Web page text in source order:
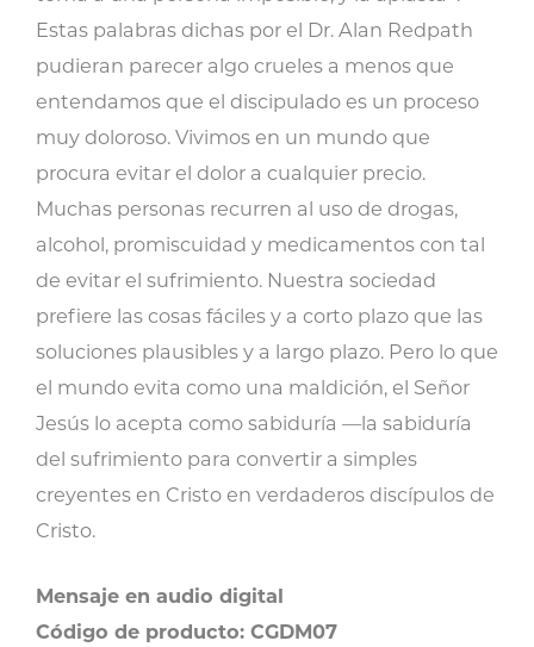
cantidad
Estas palabras dichas por el Dr. Alan Redpath
pudieran parecer algo crueles a menos que
entendamos que el discipulado es un proceso
muy doloroso. Vivimos en un mundo que
procura evitar el dolor a cualquier precio.
Muchas personas recurren al uso de drogas,
alcohol, promiscuidad y medicamentos con tal
de evitar el sufrimiento. Nuestra sociedad
prefiere las cosas fáciles y a corto plazo que las
soluciones plausibles y a largo plazo. Pero lo que
el mundo evita como una maldición, el Señor
Jesús lo acepta como sabiduría —la sabiduría
del sufrimiento para convertir a simples
creyentes en Cristo en verdaderos discípulos de
Cristo.
Mensaje en audio digital
Código de producto: CGDM07